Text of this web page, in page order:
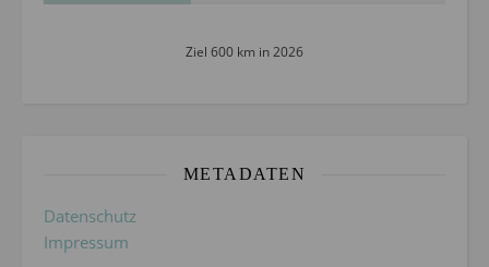
Ziel 600 km in 2026
METADATEN
Datenschutz
Impressum